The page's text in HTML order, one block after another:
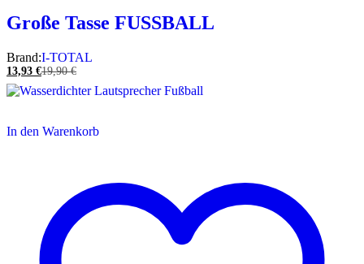
Große Tasse FUSSBALL
Brand:I-TOTAL
13,93 €19,90€
In den Warenkorb